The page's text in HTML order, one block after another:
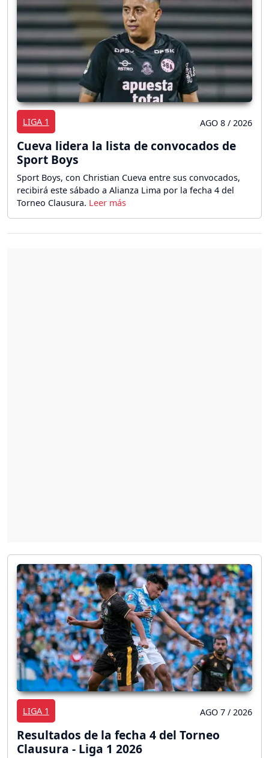
LIGA 1 AGO 8 / 2026
Cueva lidera la lista de convocados de
Sport Boys
Sport Boys, con Christian Cueva entre sus convocados,
recibirá este sábado a Alianza Lima por la fecha 4 del
Torneo Clausura.
LIGA 1 AGO 7 / 2026
Resultados de la fecha 4 del Torneo
Clausura - Liga 1 2026